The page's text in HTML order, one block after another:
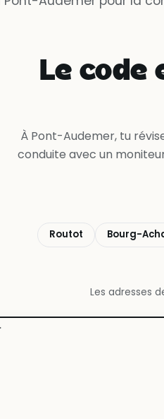
Le code
À Pont-Audemer, tu
conduite avec un
Routot Bourg-
Les adresses